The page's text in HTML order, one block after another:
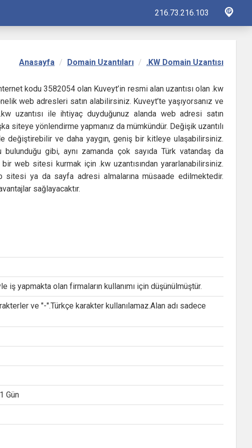
216.73.216.103
Anasayfa Domain Uzantıları .KW Domain Uzantısı
kodu 3582054 olan Kuveyt’in resmi alan uzantısı olan .kw
web adresleri satın alabilirsiniz. Kuveyt’te yaşıyorsanız ve
uzantısı ile ihtiyaç duyduğunuz alanda web adresi satın
siteye yönlendirme yapmanız da mümkündür. Değişik uzantılı
değiştirebilir ve daha yaygın, geniş bir kitleye ulaşabilirsiniz.
gibi, aynı zamanda çok sayıda Türk vatandaş da
web sitesi kurmak için .kw uzantısından yararlanabilirsiniz.
ya da sayfa adresi almalarına müsaade edilmektedir.
sağlayacaktır.
yapmakta olan firmaların kullanımı için düşünülmüştür.
ve "-".Türkçe karakter kullanılamaz.Alan adı sadece
Gün